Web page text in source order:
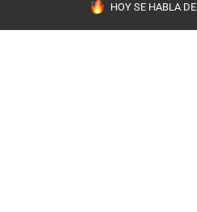
HOY SE HABLA DE